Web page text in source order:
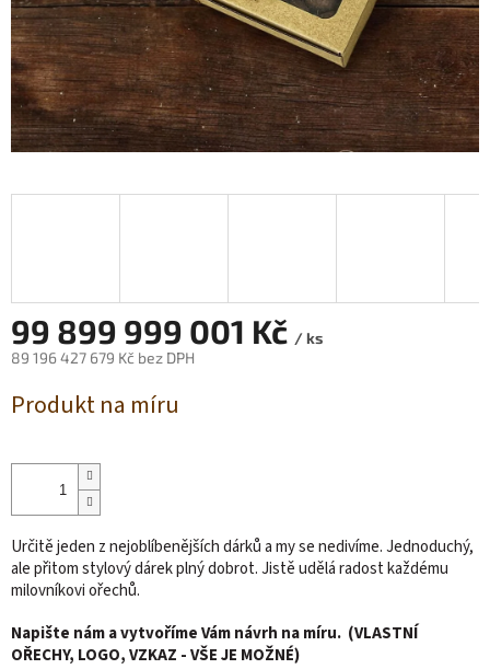
99 899 999 001 Kč / ks
89 196 427 679 Kč bez DPH
cena:
Produkt na míru
Určitě jeden z nejoblíbenějších dárků a my se nedivíme. Jednoduchý,
ale přitom stylový dárek plný dobrot. Jistě udělá radost každému
milovníkovi ořechů.
Napište nám a vytvoříme Vám návrh na míru. (VLASTNÍ
OŘECHY, LOGO, VZKAZ - VŠE JE MOŽNÉ)